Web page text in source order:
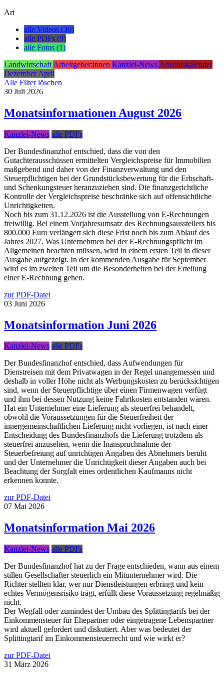
Art
alle Videos (30)
alle PDFs (9)
alle Fotos (1)
Landwirtschaft Arbeitgeber:innen Kanzlei-News Adventskalender
DezemberApril
Alle Filter löschen
30 Juli 2026
Monatsinformationen August 2026
Kanzlei-News alle PDFs
Der Bundesfinanzhof entschied, dass die von den
Gutachterausschüssen ermittelten Vergleichspreise für Immobilien
maßgebend und daher von der Finanzverwaltung und den
Steuerpflichtigen bei der Grundstücksbewertung für die Erbschaft-
und Schenkungsteuer heranzuziehen sind. Die finanzgerichtliche
Kontrolle der Vergleichspreise beschränke sich auf offensichtliche
Unrichtigkeiten.
Noch bis zum 31.12.2026 ist die Ausstellung von E-Rechnungen
freiwillig. Bei einem Vorjahresumsatz des Rechnungsausstellers bis
800.000 Euro verlängert sich diese Frist noch bis zum Ablauf des
Jahres 2027. Was Unternehmen bei der E-Rechnungspflicht im
Allgemeinen beachten müssen, wird in einem ersten Teil in dieser
Ausgabe aufgezeigt. In der kommenden Ausgabe für September
wird es im zweiten Teil um die Besonderheiten bei der Erteilung
einer E-Rechnung gehen.
zur PDF-Datei
03 Juni 2026
Monatsinformation Juni 2026
Kanzlei-News alle PDFs
Der Bundesfinanzhof entschied, dass Aufwendungen für
Dienstreisen mit dem Privatwagen in der Regel unangemessen und
deshalb in voller Höhe nicht als Werbungskosten zu berücksichtigen
sind, wenn der Steuerpflichtige über einen Firmenwagen verfügt
und ihm bei dessen Nutzung keine Fahrtkosten entstanden wären.
Hat ein Unternehmer eine Lieferung als steuerfrei behandelt,
obwohl die Voraussetzungen für die Steuerfreiheit der
innergemeinschaftlichen Lieferung nicht vorliegen, ist nach einer
Entscheidung des Bundesfinanzhofs die Lieferung trotzdem als
steuerfrei anzusehen, wenn die Inanspruchnahme der
Steuerbefreiung auf unrichtigen Angaben des Abnehmers beruht
und der Unternehmer die Unrichtigkeit dieser Angaben auch bei
Beachtung der Sorgfalt eines ordentlichen Kaufmanns nicht
erkennen konnte.
zur PDF-Datei
07 Mai 2026
Monatsinformation Mai 2026
Kanzlei-News alle PDFs
Der Bundesfinanzhof hat zu der Frage entschieden, wann aus einem
stillen Gesellschafter steuerlich ein Mitunternehmer wird. Die
Richter stellten klar, wer nur Dienstleistungen erbringt und kein
echtes Vermögensrisiko trägt, erfüllt diese Voraussetzung regelmäßig
nicht.
Der Wegfall oder zumindest der Umbau des Splittingtarifs bei der
Einkommensteuer für Ehepartner oder eingetragene Lebenspartner
wird aktuell gefordert und diskutiert. Aber was bedeutet der
Splittingtarif im Einkommensteuerrecht und wie wirkt er?
zur PDF-Datei
31 März 2026